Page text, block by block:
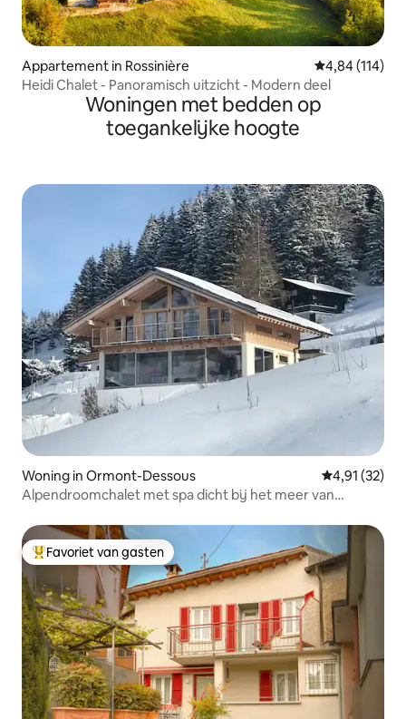
Appartement in Rossinière Gemiddelde
4,84 (114)
Heidi Chalet - Panoramisch uitzicht - Modern deel
Woningen met bedden op
toegankelijke hoogte
Woning in Ormont-Dessous Gemiddelde
4,91 (32)
Alpendroomchalet met spa dicht bij het meer van
Topfavoriet van gasten
Favoriet van gasten